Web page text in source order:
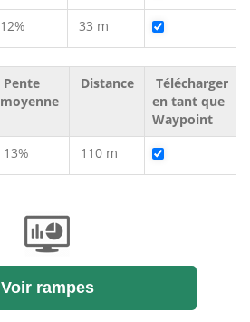
12% 33 m
Pente
moyenne
Distance
Télécharger
en tant que
Waypoint
13% 110 m
Voir rampes